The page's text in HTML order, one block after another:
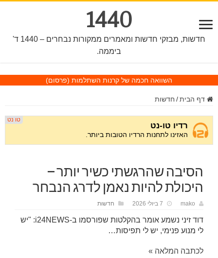
1440
חדשות, מבזקי חדשות ומאמרים ממקורות נבחרים – 1440 ד'
ביממה.
השוואה חכמה של קרנות השתלמות (פרסום)
דף הבית / חדשות
הסיבה שהרגשתי כשיר יותר –
היכולת להיות נאמן לדרג הנבחר
mako 7 ביולי 2026 חדשות
דוד זיני נשמע אומר בהקלטות שפורסמו ב-i24NEWS: "יש
לי מנוע פנימי, יש לי תפיסות…
לכתבה המלאה »